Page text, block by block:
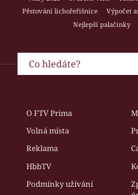
Pěstování lichořeřišnice
Výpočet
Nejlepší palačinky
O FTV Prima
Volná místa
Reklama
HbbTV
Podmínky užívání